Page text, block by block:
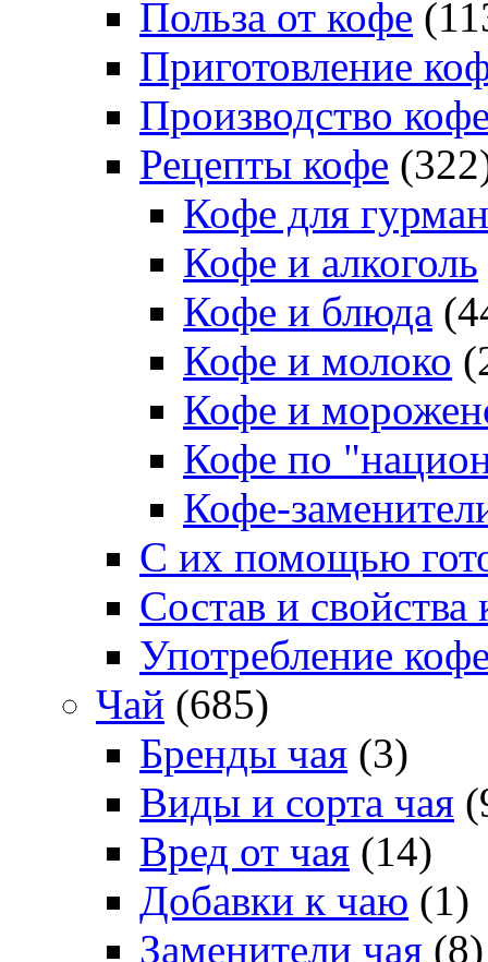
Польза от кофе
Приготовление
Производство
Рецепты кофе
Кофе для
Кофе и алкоголь
Кофе и блюда
Кофе и молоко
Кофе и
Кофе по
Кофе-
С их помощью
Состав и свойства
Употребление
Чай (685)
Бренды чая (3)
Виды и сорта чая
Вред от чая (14)
Добавки к чаю (1)
Заменители чая (8)